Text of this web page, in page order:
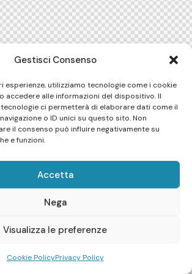
Gestisci Consenso
esperienze, utilizziamo tecnologie come i cookie
accedere alle informazioni del dispositivo. Il
ci permetterà di elaborare dati come il
o ID unici su questo sito. Non
il consenso può influire negativamente su
e funzioni.
Accetta
Nega
Visualizza le preferenze
Cookie PolicyPrivacy Policy